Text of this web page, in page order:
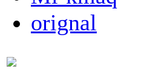
orignal